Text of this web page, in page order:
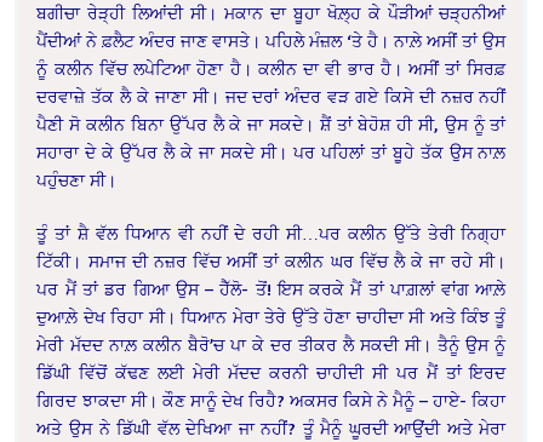
ਬਗੀਚਾ ਰੇੜ੍ਹੀ ਲਿਆਂਦੀ ਸੀ। ਮਕਾਨ ਦਾ ਬੂਹਾ ਖੋਲ਼੍ਹ ਕੇ ਪੌੜੀਆਂ ਚੜ੍ਹਨੀਆਂ
ਪੈਂਦੀਆਂ ਨੇ ਫ਼ਲੈਟ ਅੰਦਰ ਜਾਣ ਵਾਸਤੇ। ਪਹਿਲੇ ਮੰਜ਼ਲ ‘ਤੇ ਹੈ। ਨਾਲ਼ੇ ਅਸੀਂ ਤਾਂ ਉਸ
ਨੂੰ ਕਲੀਨ ਵਿੱਚ ਲਪੇਟਿਆ ਹੋਣਾ ਹੈ। ਕਲੀਨ ਦਾ ਵੀ ਭਾਰ ਹੈ। ਅਸੀਂ ਤਾਂ ਸਿਰਫ਼
ਦਰਵਾਜ਼ੇ ਤੱਕ ਲੈ ਕੇ ਜਾਣਾ ਸੀ। ਜਦ ਦਰਾਂ ਅੰਦਰ ਵੜ ਗਏ ਕਿਸੇ ਦੀ ਨਜ਼ਰ ਨਹੀਂ
ਪੈਣੀ ਸੋ ਕਲੀਨ ਬਿਨਾ ਉੱਪਰ ਲੈ ਕੇ ਜਾ ਸਕਦੇ। ਸ਼ੈਂ ਤਾਂ ਬੇਹੋਸ਼ ਹੀ ਸੀ, ਉਸ ਨੂੰ ਤਾਂ
ਸਹਾਰਾ ਦੇ ਕੇ ਉੱਪਰ ਲੈ ਕੇ ਜਾ ਸਕਦੇ ਸੀ। ਪਰ ਪਹਿਲਾਂ ਤਾਂ ਬੂਹੇ ਤੱਕ ਉਸ ਨਾਲ਼
ਪਹੁੰਚਣਾ ਸੀ।
ਤੂੰ ਤਾਂ ਸ਼ੈ ਵੱਲ ਧਿਆਨ ਵੀ ਨਹੀਂ ਦੇ ਰਹੀ ਸੀ…ਪਰ ਕਲੀਨ ਉੱਤੇ ਤੇਰੀ ਨਿਗ੍ਹਾ
ਟਿੱਕੀ। ਸਮਾਜ ਦੀ ਨਜ਼ਰ ਵਿੱਚ ਅਸੀਂ ਤਾਂ ਕਲੀਨ ਘਰ ਵਿੱਚ ਲੈ ਕੇ ਜਾ ਰਹੇ ਸੀ।
ਪਰ ਮੈਂ ਤਾਂ ਡਰ ਗਿਆ ਉਸ – ਹੈੱਲੋ- ਤੋਂ! ਇਸ ਕਰਕੇ ਮੈਂ ਤਾਂ ਪਾਗ਼ਲਾਂ ਵਾਂਗ ਆਲ਼ੇ
ਦੁਆਲ਼ੇ ਦੇਖ ਰਿਹਾ ਸੀ। ਧਿਆਨ ਮੇਰਾ ਤੇਰੇ ਉੱਤੇ ਹੋਣਾ ਚਾਹੀਦਾ ਸੀ ਅਤੇ ਕਿੰਝ ਤੂੰ
ਮੇਰੀ ਮੱਦਦ ਨਾਲ਼ ਕਲੀਨ ਬੈਰੋ’ਚ ਪਾ ਕੇ ਦਰ ਤੀਕਰ ਲੈ ਸਕਦੀ ਸੀ। ਤੈਨੂੰ ਉਸ ਨੂੰ
ਡਿੱਘੀ ਵਿੱਚੋਂ ਕੱਢਣ ਲਈ ਮੇਰੀ ਮੱਦਦ ਕਰਨੀ ਚਾਹੀਦੀ ਸੀ ਪਰ ਮੈਂ ਤਾਂ ਇਰਦ
ਗਿਰਦ ਝਾਕਦਾ ਸੀ। ਕੌਣ ਸਾਨੂੰ ਦੇਖ ਰਿਹੈ? ਅਕਸਰ ਕਿਸੇ ਨੇ ਮੈਨੂੰ – ਹਾਏ- ਕਿਹਾ
ਅਤੇ ਉਸ ਨੇ ਡਿੱਘੀ ਵੱਲ ਦੇਖਿਆ ਜਾ ਨਹੀਂ? ਤੂੰ ਮੈਨੂੰ ਘੂਰਦੀ ਆਉਂਦੀ ਅਤੇ ਮੇਰਾ